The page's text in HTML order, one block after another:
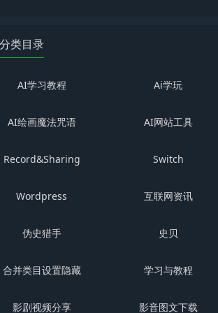
分类目录
AI学习教程 Ai学玩
AI绘画魔法咒语 AI网站工具
Record&Sharing Switch
Wordpress 互联网资讯
伪史猎手 史贝
合并类目设置隐藏 学习与教程
影剧视频分享 影音图文下载